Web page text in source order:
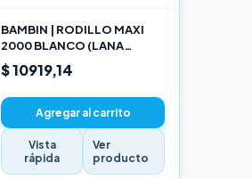
BAMBIN | RODILLO MAXI
2000 BLANCO (LANA
SELECCIONADA) 17CM
$ 10919,14
Agregar al carrito
Vista
rápida
Ver
producto